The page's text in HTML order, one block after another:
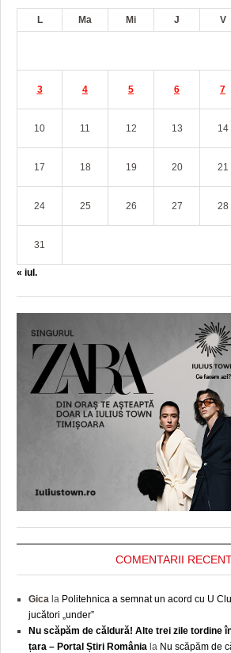
L Ma Mi J V
3 4 5 6 7
10 11 12 13 14
17 18 19 20 21
24 25 26 27 28
31
« iul.
COMENTARII
Gica la Politehnica a semnat un acord cu U
jucători „under”
Nu scăpăm de căldură! Alte trei zile tordine
țara – Portal Știri România la Nu scăpăm de